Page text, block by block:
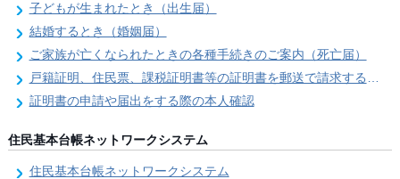
子どもが生まれたとき（出生届）
結婚するとき（婚姻届）
ご家族が亡くなられたときの各種手続きのご案内（死亡届）
戸籍証明、住民票、課税証明書等の証明書を郵送で請求する際の本人確認
証明書の申請や届出をする際の本人確認
住民基本台帳ネットワークシステム
住民基本台帳ネットワークシステム